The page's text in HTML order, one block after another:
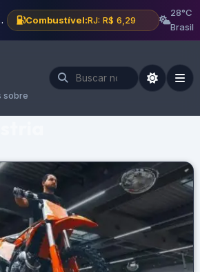
em Manaus Combustível:RJ: R$ 6,29
28°C
Brasil
sobre